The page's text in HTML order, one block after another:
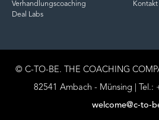
Verhandlungscoaching
Deal Labs
Kontakt
© C-TO-BE. THE COACHING
82541 Ambach - Münsing |
Tel.:
welcome@c-to-